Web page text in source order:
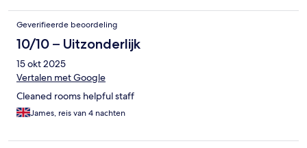
Geverifieerde beoordeling
10/10 – Uitzonderlijk
15 okt 2025
Vertalen met Google
Cleaned rooms helpful staff
James, reis van 4 nachten